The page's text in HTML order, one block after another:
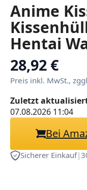
Anime
Hentai
28,92 €
Preis inkl. MwSt.,
Zuletzt
07.08.2026 11:04
Bei
Sicherer Einkauf|